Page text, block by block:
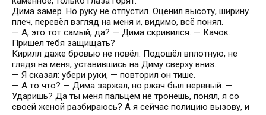
Дима замер. Но руку не отпустил. Оценил высоту, ширину
плеч, перевёл взгляд на меня и, видимо, всё понял.
— А, это тот самый, да? — Дима скривился. — Качок.
Пришёл тебя защищать?
Кирилл даже бровью не повёл. Подошёл вплотную, не
глядя на меня, уставившись на Диму сверху вниз.
— Я сказал: убери руки, — повторил он тише.
— А то что? — Дима заржал, но ржач был нервный. —
Ударишь? Да ты меня пальцем не тронешь, понял, я со
своей женой разбираюсь? А я сейчас полицию вызову, и